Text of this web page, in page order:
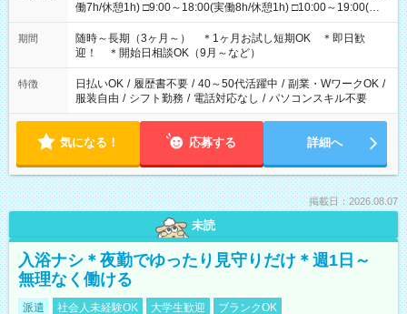
働7h/休憩1h) □9:00～18:00(実働8h/休憩1h) □10:00～19:00(実
働8h/休憩1h) □11:00～20:00(実働8h/休憩1h) □12:00～20:00(実
働7h/休憩1h) □12:00～21:00(実働7h/休憩1h) ＊固定OK ＊選べ
る時間帯！
期間
随時～長期（3ヶ月～） ＊1ヶ月お試し短期OK ＊即日歓
迎！ ＊開始日相談OK（9月～など）
特徴 日払いOK / 履歴書不要 / 40～50代活躍中 / 副業・WワークOK /
服装自由 / シフト勤務 / 電話対応なし / パソコンスキル不要
気になる！ 応募する 詳細へ
掲載日：2026.08.07
未読
入浴ナシ＊夜勤でゆったり見守りだけ＊週1日～
無理なく働ける
派遣 社会人未経験OK 大学生歓迎
ブランクOK